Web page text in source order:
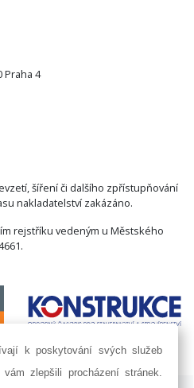
Praha 4
šíření či dalšího zpřístupňování
nakladatelství zakázáno.
rejstříku vedeným u Městského
k poskytování svých služeb
zlepšili procházení stránek.